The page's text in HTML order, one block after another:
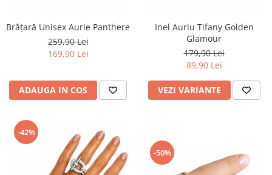
Brățară Unisex Aurie Panthere
259,90 Lei
169,90 Lei
ADAUGA IN COS
Inel Auriu Tifany Golden
Glamour
179,90 Lei
89,90 Lei
VEZI VARIANTE
-42%
-50%